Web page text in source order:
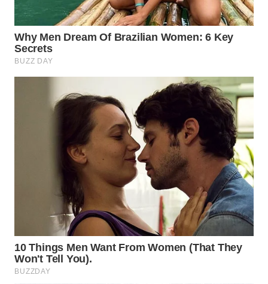
WAHANA
SELEB
WAHANA
WAHANA
WISATA
LAPAK
WAHANA